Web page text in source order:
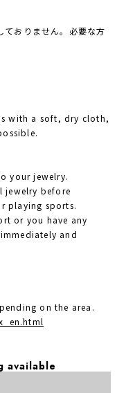
ておりません。必要な方
with a soft, dry cloth,
your jewelry.
jewelry before
playing sports.
or you have any
and
on the area.
available